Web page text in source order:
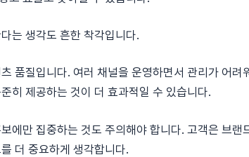
는 생각도 흔한 착각입니다.
품질입니다. 여러 채널을 운영하면서 관리가 어려
히 제공하는 것이 더 효과적일 수 있습니다.
에만 집중하는 것도 주의해야 합니다. 고객은 브랜
더 중요하게 생각합니다.